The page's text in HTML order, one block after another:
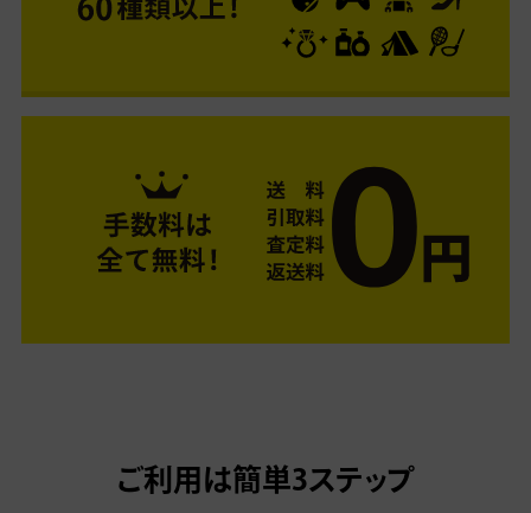
ご利用は簡単3ステップ